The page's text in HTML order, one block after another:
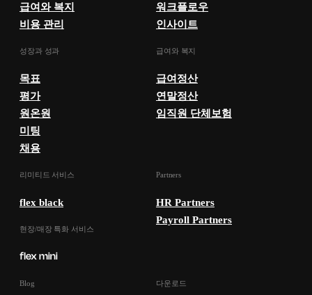
급여와 복지
비용 관리
워크플로우
인사이트
성장과 성과
목표
평가
원온원
미팅
채용
급여와 복지
급여정산
연말정산
임직원 단체보험
리미티드 서비스
flex black
현장/매장 특화 서비스
Partners
HR Partners
Payroll Partners
Blog 다운로드